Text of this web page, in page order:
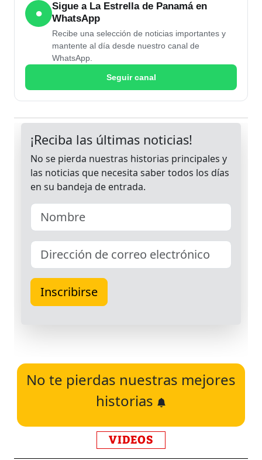
●
Sigue a La Estrella de Panamá en
WhatsApp
Recibe una selección de noticias importantes y
mantente al día desde nuestro canal de
WhatsApp.
Seguir canal
No te pierdas nuestras mejores
historias
VIDEOS